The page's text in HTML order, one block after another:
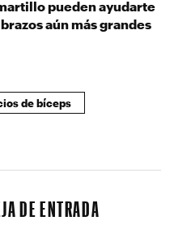
pueden ayudarte
aún más grandes
de bíceps
DE ENTRADA